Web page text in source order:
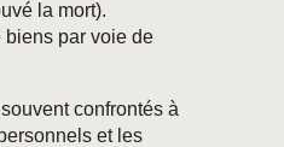
la mort).
biens par voie de
confrontés à
et les